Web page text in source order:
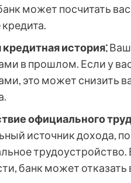
может посчитать
история⁚
в прошлом. Если у
это может снизить
официального
источник дохода,
трудоустройство.
банк может